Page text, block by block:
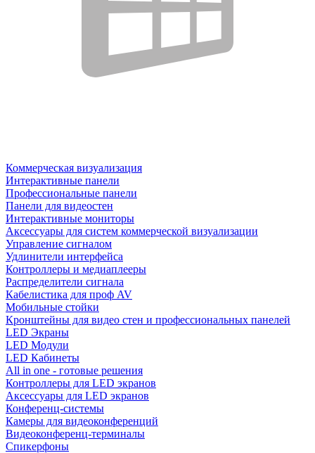
Коммерческая визуализация
Интерактивные панели
Профессиональные панели
Панели для видеостен
Интерактивные мониторы
Аксессуары для систем коммерческой визуализации
Управление сигналом
Удлинители интерфейса
Контроллеры и медиаплееры
Распределители сигнала
Кабелистика для проф AV
Мобильные стойки
Кронштейны для видео стен и профессиональных панелей
LED Экраны
LED Модули
LED Кабинеты
All in one - готовые решения
Контроллеры для LED экранов
Аксессуары для LED экранов
Конференц-системы
Камеры для видеоконференций
Видеоконференц-терминалы
Спикерфоны